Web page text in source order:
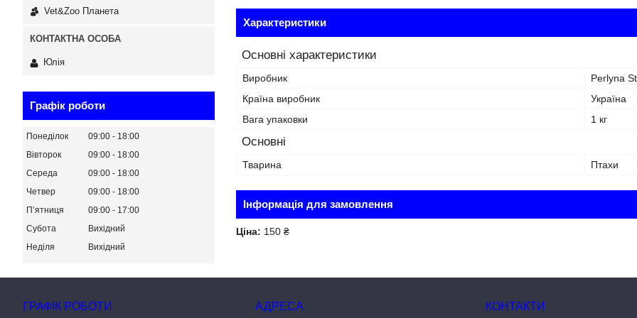
Характеристики
Основні характеристики
Виробник
Perlyna
Країна виробник
Україна
Вага упаковки
1 кг
Основні
Тварина Птахи
Інформація для замовлення
Ціна: 150 ₴
Vet&Zoo Планета
Юлія
Графік роботи
Понеділок 09:00
18:00
Вівторок
09:00
18:00
Середа
09:00
18:00
Четвер
09:00
18:00
Пʼятниця
09:00
17:00
Субота
Вихідний
Неділя
Вихідний
ГРАФІК РОБОТИ